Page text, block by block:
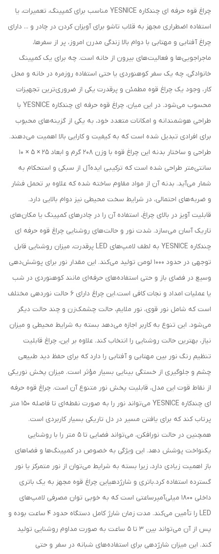
چراغ قوه حرفه ای چندکاره YESNICE مناسب برای کمپینگ، تعمیرات، یا
استفاده اضطراری مجهز به قلاب تاشو برای آویزان کردن در چادر و ... دارای
چراغ آفتابی و مهتابی با دوام بالا زندگی مدرن امروز، پر از سفرها،
ماجراجویی‌ها و فعالیت‌های بیرون از خانه است. چه برای یک کمپینگ
خانوادگی، چه یک سفر کوهنوردی یا حتی استفاده روزمره در خانه و محل
کار، وجود یک چراغ قوه مطمئن و پرقدرت یکی از ضروری‌ترین تجهیزات
محسوب می‌شود. در این میان، چراغ قوه حرفه ای چندکاره YESNICE با
طراحی هوشمندانه و امکانات متعدد خود، به یکی از گزینه‌های محبوب
برای افرادی تبدیل شده است که به کیفیت و کارایی بالا اهمیت می‌دهند.
طراحی و ساختار بدنه این چراغ قوه با وزن 208 گرم و ابعاد 25 × 5 × 10
سانتی‌متر طراحی شده است که ترکیبی ایده‌آل از سبکی و استحکام به
شمار می‌آید. بدنه آن از مواد مقاوم ساخته شده که علاوه بر تحمل فشار
و ضربه‌های احتمالی، در شرایط سخت محیطی نیز دوام بالایی دارد.
قابلیت آویز در بالای چراغ، استفاده آن را در چادرهای کمپینگ یا مکان‌های
تاریک آسان می‌سازد. شدت نور و حالت‌های روشنایی چراغ قوه حرفه ای
چندکاره YESNICE به لطف لامپ‌های LED پرقدرت، میزان روشنایی قابل
توجهی در حدود 1000 لومن تولید می‌کند. این مقدار نور برای پوشش‌دهی
وسیع در فضای باز و حتی استفاده‌های حرفه‌ای مانند کوهنوردی در شب
یا عملیات امداد و نجات کافی است.این چراغ دارای 6 حالت نوردهی مختلف
است که شامل نور قوی، نور ملایم، حالت چشمک‌زن و چند حالت دیگر
می‌شود. این تنوع به کاربر اجازه می‌دهد بسته به شرایط محیطی و میزان
نیاز، بهترین حالت روشنایی را انتخاب کند. علاوه بر این، چراغ قابلیت
تنظیم رنگ نور بین مهتابی و آفتابی را دارد که برای حفظ دید طبیعی
چشم و جلوگیری از خستگی بینایی بسیار مؤثر است. میزان پخش نوریکی
از نقاط قوت این مدل، قابلیت پخش نور متنوع آن است. چراغ قوه حرفه
ای چندکاره YESNICE می‌تواند نور را به صورت نقطه‌ای تا فاصله 150 متر
پرتاب کند که برای یافتن مسیر در دل تاریکی بسیار کاربردی است.
همچنین در حالت نورافکن، می‌تواند فضایی تا 5 متر را با روشنایی
یکنواخت پوشش دهد. این ویژگی به خصوص در کمپینگ‌ها و فضاهای
باز اهمیت زیادی دارد، زیرا بسته به شرایط می‌توان از نور متمرکز یا نور
گسترده استفاده کرد.باتری و شارژدهیاین چراغ قوه مجهز به یک باتری
داخلی 1800 میلی‌آمپرساعتی است که به خوبی توان مصرفی لامپ‌های
LED را تأمین می‌کند. مدت زمان شارژ کامل دستگاه حدود 4 ساعت بوده و
پس از آن می‌تواند بین 3 تا 5 ساعت به صورت مداوم روشنایی تولید
کند. این میزان شارژدهی برای استفاده‌های شبانه در سفر و حتی